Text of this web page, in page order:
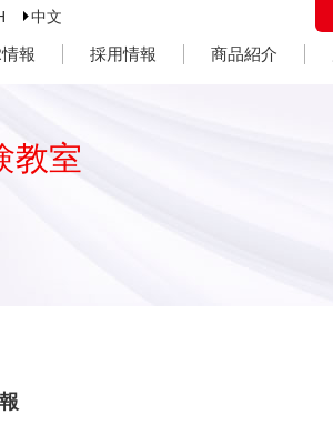
中文
報 採用情報 商品紹介
教室